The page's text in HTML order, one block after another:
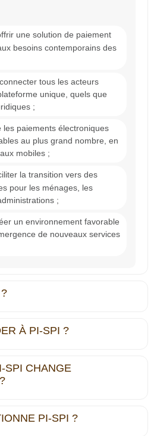
une solution de paiement
besoins contemporains des
tous les acteurs
unique, quels que
;
les paiements électroniques
au plus grand nombre, en
mobiles ;
la transition vers des
pour les ménages, les
;
un environnement favorable
de nouveaux services
À PI‐SPI ?
CHANGE
PI-SPI ?